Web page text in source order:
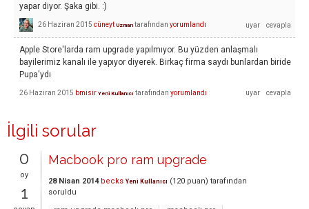
yapar diyor. Şaka gibi. :)
26 Haziran 2015 cüneyt Uzman tarafından yorumlandı
Apple Store'larda ram upgrade yapılmıyor. Bu yüzden anlaşmalı
bayilerimiz kanalı ile yapıyor diyerek. Birkaç firma saydı bunlardan biride
Pupa'ydı
26 Haziran 2015 bmisir Yeni Kullanıcı tarafından yorumlandı
İlgili sorular
0
oy
1
Macbook pro ram upgrade
28 Nisan 2014 becks Yeni Kullanıcı (120 puan) tarafından
soruldu